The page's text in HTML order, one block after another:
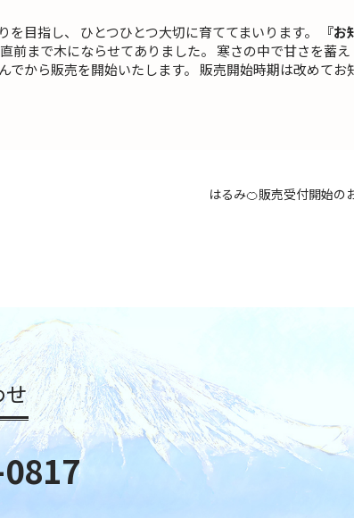
目指し、 ひとつひとつ大切に育ててまいります。
『お
前まで木にならせてありました。 寒さの中で甘さを蓄え
から販売を開始いたします。 販売開始時期は改めてお
はるみ🍊販売受付開始の
せ